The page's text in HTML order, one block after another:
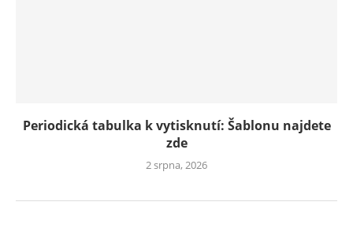
Periodická tabulka k vytisknutí: Šablonu najdete
zde
2 srpna, 2026